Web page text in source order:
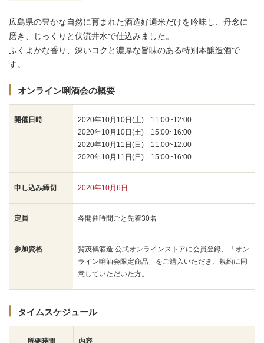
広島県の豊かな自然に育まれた酒造好適米だけを吟味し、 丹念に
磨き、じっくりと伏流井水で仕込みました。
ふくよかな香り、深いコクと濃厚な旨味のある特別本醸造酒で
す。
オンライン唎酒会の概要
開催日時
2020年10月10日(土) 11:00~12:00
2020年10月10日(土) 15:00~16:00
2020年10月11日(日) 11:00~12:00
2020年10月11日(日) 15:00~16:00
申し込み締切 2020年10月6日
定員 各開催時間ごと先着30名
参加資格
賀茂鶴酒造 公式オンラインストアに会員登録、「オン
ライン唎酒会限定商品」をご購入いただき、規約に同
意していただいた方。
タイムスケジュール
所要時間 内容